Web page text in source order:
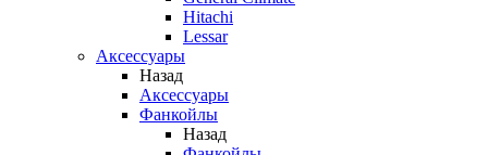
Hitachi
Lessar
Аксессуары
Назад
Аксессуары
Фанкойлы
Назад